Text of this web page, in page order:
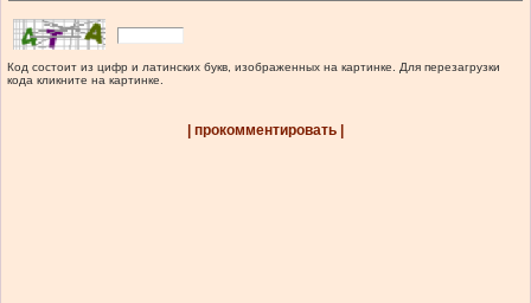
Код состоит из цифр и латинских букв, изображенных на картинке. Для перезагрузки
кода кликните на картинке.
| прокомментировать |